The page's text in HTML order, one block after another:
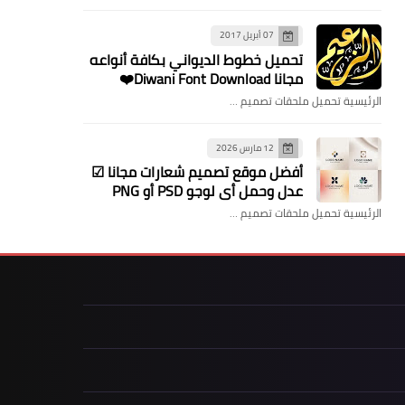
07 أبريل 2017
تحميل خطوط الديواني بكافة أنواعه
مجانا Diwani Font Download❤️
الرئيسية تحميل ملحقات تصميم …
12 مارس 2026
​أفضل موقع تصميم شعارات مجانا ☑
عدل وحمل أي لوجو PSD أو PNG
الرئيسية تحميل ملحقات تصميم …